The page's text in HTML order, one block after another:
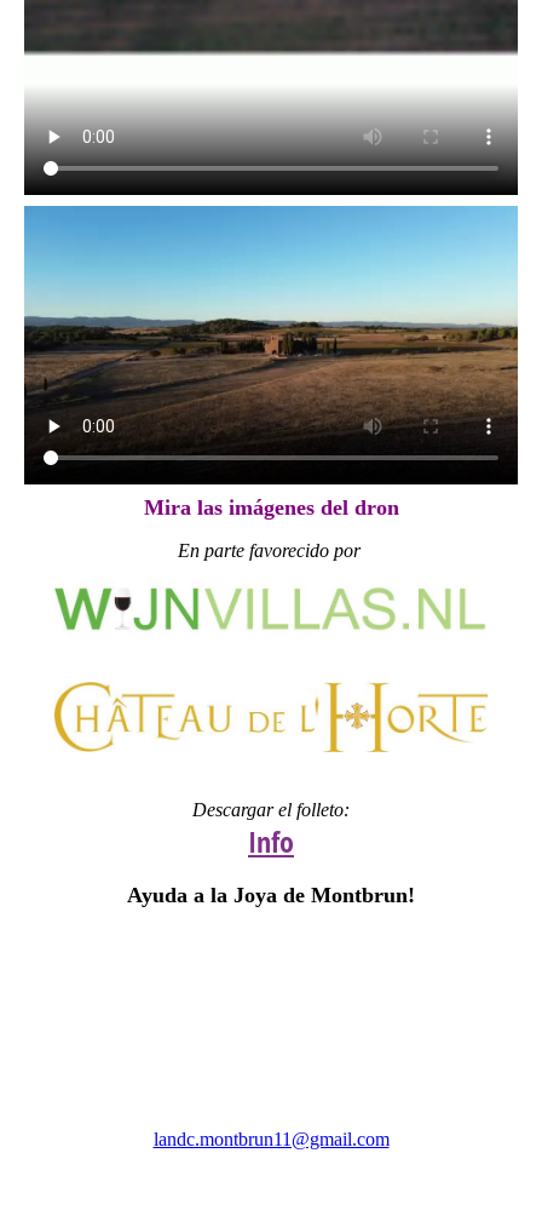
Mira las imágenes del dron
En parte favorecido por
Descargar el folleto:
Info
Ayuda a la Joya de Montbrun!
landc.montbrun11@gmail.com